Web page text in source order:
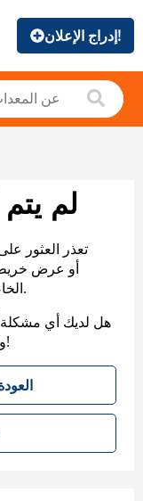
إدراج الإعلان!
لم
تعذر العثور
الخاصة بنا لمساعدتك في العثور على ما تريد.
هل لديك أي مشكلة
وسنعاود التواصل معك. شكرًا على صبرك!